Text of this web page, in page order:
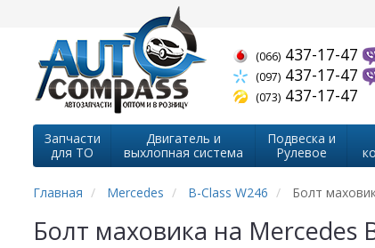
(066) 437-17-47
(097) 437-17-47
(073) 437-17-47
Запчасти
для ТО
Двигатель и
выхлопная система
Подвеска и
Рулевое
Главная Mercedes B-Class W246 Болт
Болт маховика на Mercedes